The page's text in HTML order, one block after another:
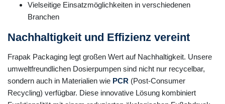
Vielseitige Einsatzmöglichkeiten in verschiedenen
Branchen
Nachhaltigkeit und Effizienz vereint
Frapak Packaging legt großen Wert auf Nachhaltigkeit. Unsere
umweltfreundlichen Dosierpumpen sind nicht nur recycelbar,
sondern auch in Materialien wie PCR (Post-Consumer
Recycling) verfügbar. Diese innovative Lösung kombiniert